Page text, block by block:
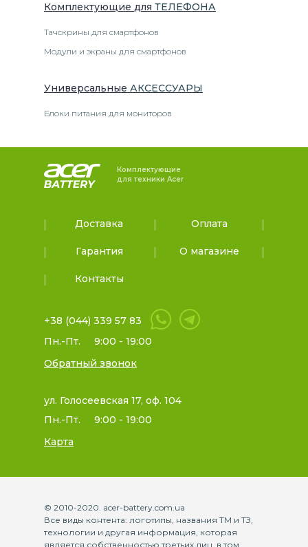
Комплектующие для ТЕЛЕФОНА
Тачскрины для смартфонов
Модули и экраны для смартфонов
Универсальные АКСЕССУАРЫ
Блоки питания для мониторов
Комплектующие
для техники Acer
Доставка Оплата
Гарантия О магазине
Контакты
+38 (044) 339 57 83
Пн.-Пт.
9:00 - 19:00
Обратный звонок
ул. Голосеевская 17, оф. 104
Пн.-Пт.
9:00 - 19:00
Карта
© 2010-2020. acer-battery.com.ua
Все виды контента: логотипы, названия ТМ и ТЗ,
технологии и другая информация, которая
является собственностью третьих лиц, в том